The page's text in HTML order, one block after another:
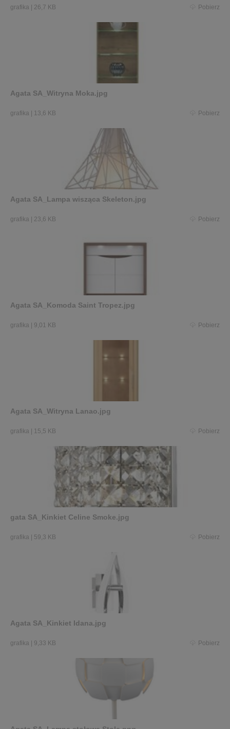
grafika 26,7 KB Pobierz
Agata SA_Witryna Moka.jpg
grafika 13,6 KB Pobierz
Agata SA_Lampa wisząca Skeleton.jpg
grafika 23,6 KB Pobierz
Agata SA_Komoda Saint Tropez.jpg
grafika 9,01 KB Pobierz
Agata SA_Witryna Lanao.jpg
grafika 15,5 KB Pobierz
gata SA_Kinkiet Celine Smoke.jpg
grafika 59,3 KB Pobierz
Agata SA_Kinkiet Idana.jpg
grafika 9,33 KB Pobierz